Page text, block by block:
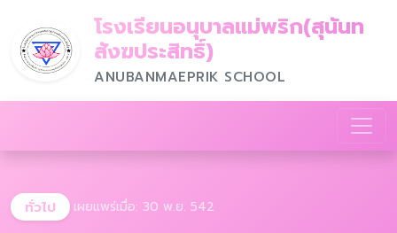
โรงเรียนอนุบาลแม่พริก(สุนันท
สังฆประสิทธิ์)
ANUBANMAEPRIK SCHOOL
ทั่วไป เผยแพร่เมื่อ: 30 พ.ย. 542